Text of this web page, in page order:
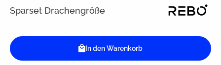
Sparset Drachengröße
In den Warenkorb